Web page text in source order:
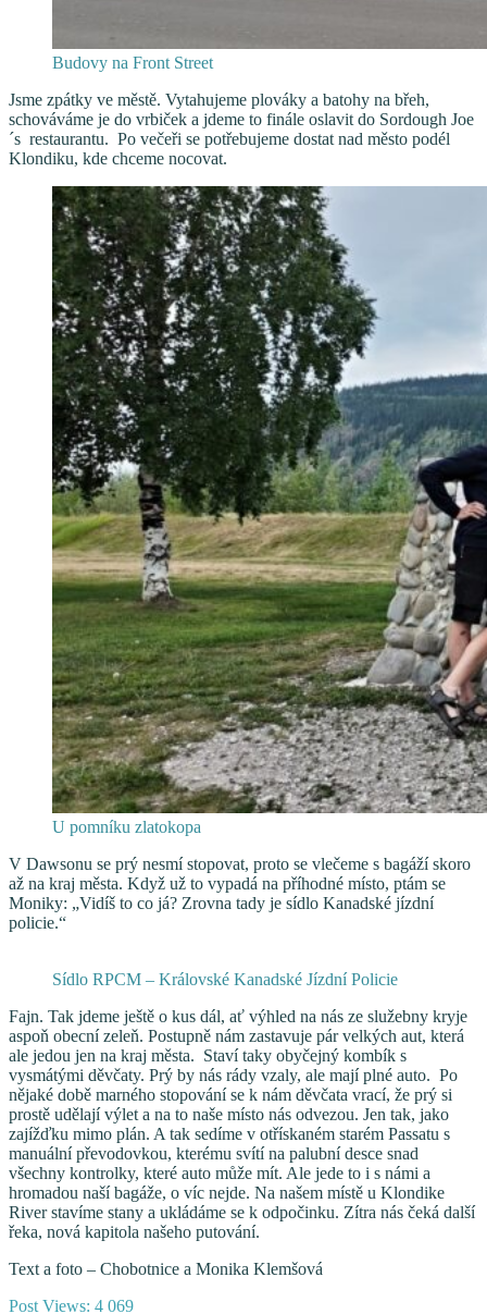
Budovy na Front Street
Jsme zpátky ve městě. Vytahujeme plováky a batohy na břeh,
schováváme je do vrbiček a jdeme to finále oslavit do Sordough Joe
´s restaurantu. Po večeři se potřebujeme dostat nad město podél
Klondiku, kde chceme nocovat.
U pomníku zlatokopa
V Dawsonu se prý nesmí stopovat, proto se vlečeme s bagáží skoro
až na kraj města. Když už to vypadá na příhodné místo, ptám se
Moniky: „Vidíš to co já? Zrovna tady je sídlo Kanadské jízdní
policie.“
Sídlo RPCM – Královské Kanadské Jízdní Policie
Fajn. Tak jdeme ještě o kus dál, ať výhled na nás ze služebny kryje
aspoň obecní zeleň. Postupně nám zastavuje pár velkých aut, která
ale jedou jen na kraj města. Staví taky obyčejný kombík s
vysmátými děvčaty. Prý by nás rády vzaly, ale mají plné auto. Po
nějaké době marného stopování se k nám děvčata vrací, že prý si
prostě udělají výlet a na to naše místo nás odvezou. Jen tak, jako
zajížďku mimo plán. A tak sedíme v otřískaném starém Passatu s
manuální převodovkou, kterému svítí na palubní desce snad
všechny kontrolky, které auto může mít. Ale jede to i s námi a
hromadou naší bagáže, o víc nejde. Na našem místě u Klondike
River stavíme stany a ukládáme se k odpočinku. Zítra nás čeká další
řeka, nová kapitola našeho putování.
Text a foto – Chobotnice a Monika Klemšová
Post Views: 4 069